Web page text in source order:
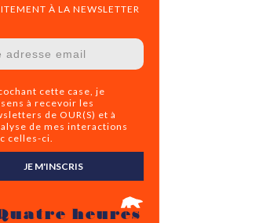
À LA NEWSLETTER
cette case, je
à recevoir les
de OUR(S) et à
de mes interactions
celles-ci.
JE M'INSCRIS
heures